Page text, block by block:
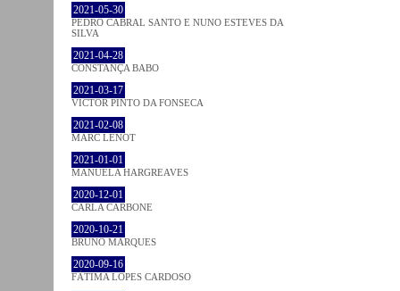
2021-05-30
PEDRO CABRAL SANTO E NUNO ESTEVES DA
SILVA
2021-04-28
CONSTANÇA BABO
2021-03-17
VICTOR PINTO DA FONSECA
2021-02-08
MARC LENOT
2021-01-01
MANUELA HARGREAVES
2020-12-01
CARLA CARBONE
2020-10-21
BRUNO MARQUES
2020-09-16
FÁTIMA LOPES CARDOSO